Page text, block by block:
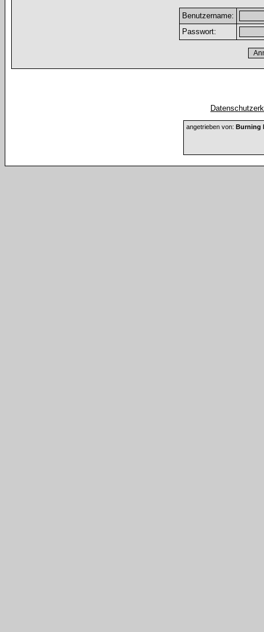
Benutzername:
Passwort:
angetrieben von: Burning